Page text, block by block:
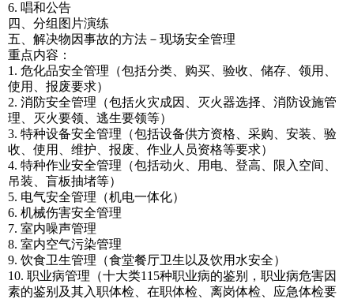
6. 唱和公告
四、分组图片演练
五、解决物因事故的方法－现场安全管理
重点内容：
1. 危化品安全管理（包括分类、购买、验收、储存、领用、
使用、报废要求）
2. 消防安全管理（包括火灾成因、灭火器选择、消防设施管
理、灭火要领、逃生要领等）
3. 特种设备安全管理（包括设备供方资格、采购、安装、验
收、使用、维护、报废、作业人员资格等要求）
4. 特种作业安全管理（包括动火、用电、登高、限入空间、
吊装、盲板抽堵等）
5. 电气安全管理（机电一体化）
6. 机械伤害安全管理
7. 室内噪声管理
8. 室内空气污染管理
9. 饮食卫生管理（食堂餐厅卫生以及饮用水安全）
10. 职业病管理（十大类115种职业病的鉴别，职业病危害因
素的鉴别及其入职体检、在职体检、离岗体检、应急体检要